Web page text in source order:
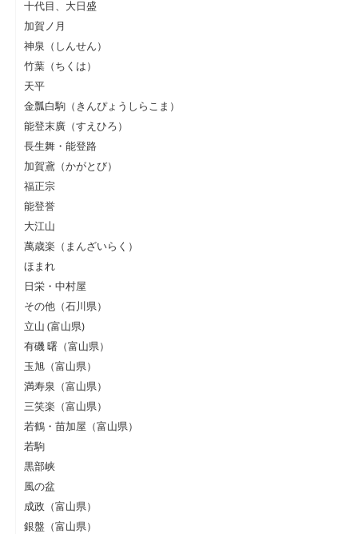
十代目、大日盛
加賀ノ月
神泉（しんせん）
竹葉（ちくは）
天平
金瓢白駒（きんぴょうしらこま）
能登末廣（すえひろ）
長生舞・能登路
加賀鳶（かがとび）
福正宗
能登誉
大江山
萬歳楽（まんざいらく）
ほまれ
日栄・中村屋
その他（石川県）
立山 (富山県)
有磯 曙（富山県）
玉旭（富山県）
満寿泉（富山県）
三笑楽（富山県）
若鶴・苗加屋（富山県）
若駒
黒部峡
風の盆
成政（富山県）
銀盤（富山県）